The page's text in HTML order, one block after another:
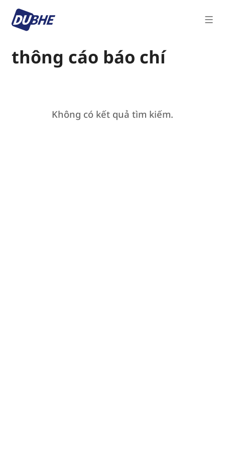
thông cáo báo chí
Không có kết quả tìm kiếm.